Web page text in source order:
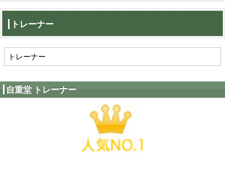
お客様にご負担いただきます
TOPページ>アイテムから探す>Tシャ
ナー
トレーナー